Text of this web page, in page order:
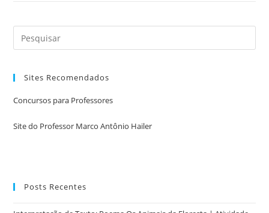
Sites Recomendados
Concursos para Professores
Site do Professor Marco Antônio Hailer
Posts Recentes